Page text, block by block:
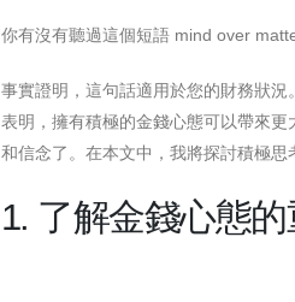
你有沒有聽過這個短語 mind over
事實證明，這句話適用於您的財務狀
表明，擁有積極的金錢心態可以帶來
和信念了。在本文中，我將探討積極思
1. 了解金錢心態